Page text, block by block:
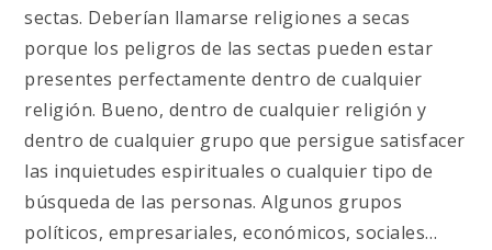
sectas. Deberían llamarse religiones a secas
porque los peligros de las sectas pueden estar
presentes perfectamente dentro de cualquier
religión. Bueno, dentro de cualquier religión y
dentro de cualquier grupo que persigue satisfacer
las inquietudes espirituales o cualquier tipo de
búsqueda de las personas. Algunos grupos
políticos, empresariales, económicos, sociales…